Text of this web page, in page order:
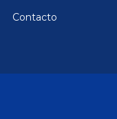
Contacto